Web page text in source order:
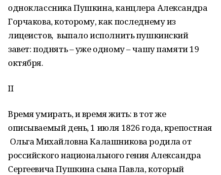
одноклассника Пушкина, канцлера Александра
Горчакова, которому, как последнему из
лицеистов, выпало исполнить пушкинский
завет: поднять – уже одному – чашу памяти 19
октября.
II
Время умирать, и время жить: в тот же
описываемый день, 1 июля 1826 года, крепостная
Ольга Михайловна Калашникова родила от
российского национального гения Александра
Сергеевича Пушкина сына Павла, который